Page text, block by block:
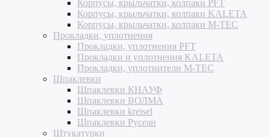
Корпусы, крыльчатки, колпаки PFT
Корпусы, крыльчатки, колпаки KALETA
Корпусы, крыльчатки, колпаки M-TEC
Прокладки, уплотнения
Прокладки, уплотнения PFT
Прокладки и уплотнения KALETA
Прокладки, уплотнители M-TEC
Шпаклевки
Шпаклевки КНАУФ
Шпаклевки ВОЛМА
Шпаклевки kreisel
Шпаклевки Русеан
Штукатурки